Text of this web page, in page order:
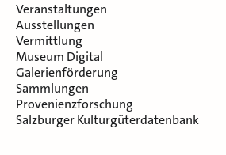
Veranstaltungen
Ausstellungen
Vermittlung
Museum Digital
Galerienförderung
Sammlungen
Provenienzforschung
Salzburger Kulturgüterdatenbank